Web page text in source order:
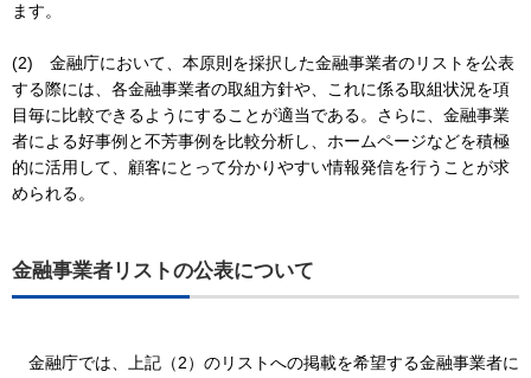
ます。
(2) 金融庁において、本原則を採択した金融事業者のリストを公表
する際には、各金融事業者の取組方針や、これに係る取組状況を項
目毎に比較できるようにすることが適当である。さらに、金融事業
者による好事例と不芳事例を比較分析し、ホームページなどを積極
的に活用して、顧客にとって分かりやすい情報発信を行うことが求
められる。
金融事業者リストの公表について
金融庁では、上記（2）のリストへの掲載を希望する金融事業者に